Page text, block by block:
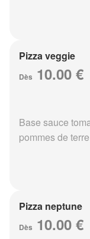
Pizza veggie
Dès 10.00 €
Base sauce
pommes de
Pizza neptune
Dès 10.00 €